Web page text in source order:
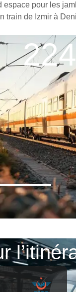
pour les
de Izmir à